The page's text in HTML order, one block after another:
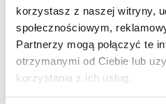
korzystasz z naszej witryny,
społecznościowym,
Partnerzy mogą połączyć te
otrzymanymi od Ciebie lub
korzystania z ich usług.
Snorkel do
98-01
Snorkel / wlot powietrza More